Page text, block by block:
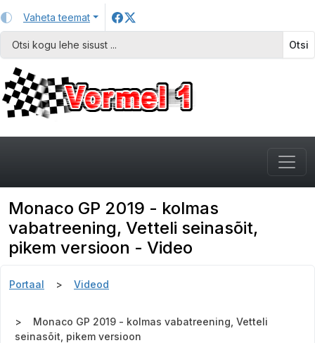
Vaheta teemat
Otsi
Monaco GP 2019 - kolmas
vabatreening, Vetteli seinasõit,
pikem versioon - Video
Portaal Videod
Monaco GP 2019 - kolmas vabatreening, Vetteli
seinasõit, pikem versioon